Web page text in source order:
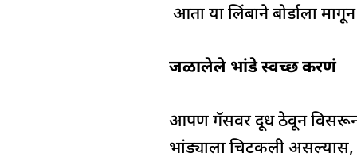
आता या लिंबाने बोर्डाला
जळालेले भांडे स्वच्छ करणं
आपण गॅसवर दूध ठेवून
भांड्याला चिटकली